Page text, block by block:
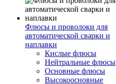
Флюсы и проволоки для
автоматической сварки и
наплавки
Кислые флюсы
Нейтральные флюсы
Основные флюсы
Высокоосновные